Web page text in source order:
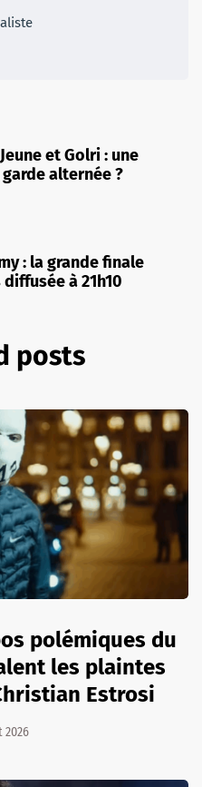
et Golri : une
alternée ?
: la grande finale
à 21h10
posts
polémiques du
les plaintes
Estrosi
2026